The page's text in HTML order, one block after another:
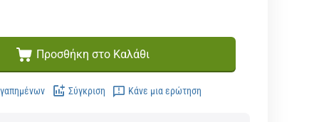
Προσθήκη στο Καλάθι
Σύγκριση Κάνε μια ερώτηση